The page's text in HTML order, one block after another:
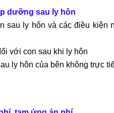
dưỡng sau ly hôn
sau ly hôn và các điều kiện
với con sau khi ly hôn
ly hôn của bên không trực